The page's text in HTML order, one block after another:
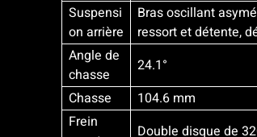
Suspensi
on arrière
Bras oscillant
ressort et détente,
Angle de
chasse
24.1°
Chasse
104.6 mm
Frein
Double disque de